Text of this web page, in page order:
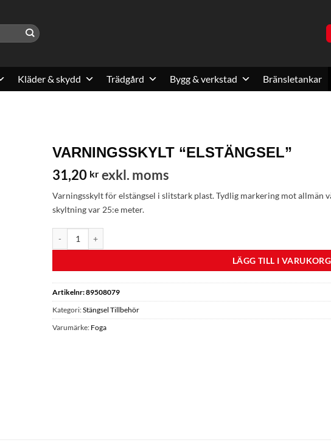
Kläder & skydd Trädgård Bygg & verkstad Bränsletankar
VARNINGSSKYLT “ELSTÄNGSEL”
31,20 kr exkl. moms
Varningsskylt för elstängsel i slitstark plast. Tydlig markering mot allmän
skyltning var 25:e meter.
VARNINGSSKYLT "ELSTÄNGSEL" mängd
LÄGG TILL I VARUKORG
Artikelnr:89508079
Kategori:Stängsel Tillbehör
Varumärke: Foga